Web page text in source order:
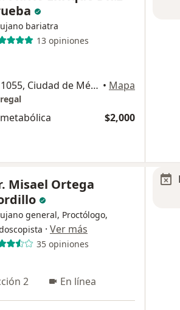
bariatra
13 opiniones
Camino Sta. Teresa 1055, Ciudad de México • Mapa
$2,000
Misael Ortega
general, Proctólogo,
· Ver más
35 opiniones
2 En línea